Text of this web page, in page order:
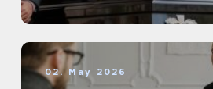
02. May 2026